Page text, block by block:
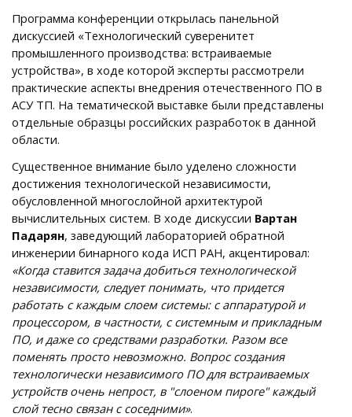
Программа конференции открылась панельной
дискуссией «Технологический суверенитет
промышленного производства: встраиваемые
устройства», в ходе которой эксперты рассмотрели
практические аспекты внедрения отечественного ПО в
АСУ ТП. На тематической выставке были представлены
отдельные образцы российских разработок в данной
области.
Существенное внимание было уделено сложности
достижения технологической независимости,
обусловленной многослойной архитектурой
вычислительных систем. В ходе дискуссии Вартан
Падарян, заведующий лабораторией обратной
инженерии бинарного кода ИСП РАН, акцентировал:
«Когда ставится задача добиться технологической
независимости, следует понимать, что придется
работать с каждым слоем системы: с аппаратурой и
процессором, в частности, с системным и прикладным
ПО, и даже со средствами разработки. Разом все
поменять просто невозможно. Вопрос создания
технологически независимого ПО для встраиваемых
устройств очень непрост, в "слоеном пироге" каждый
слой тесно связан с соседними».